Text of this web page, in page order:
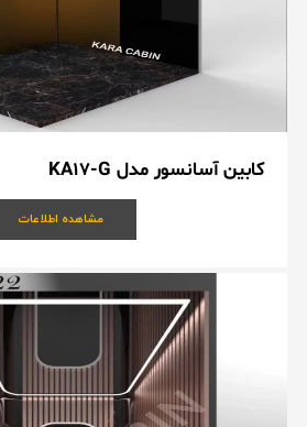
کابین آسانسور مدل KA17-G
مشاهده اطلاعات